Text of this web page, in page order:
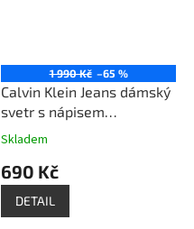
1 990 Kč –65 %
Calvin Klein Jeans dámský
svetr s nápisem
smetanový
Skladem
690 Kč
DETAIL